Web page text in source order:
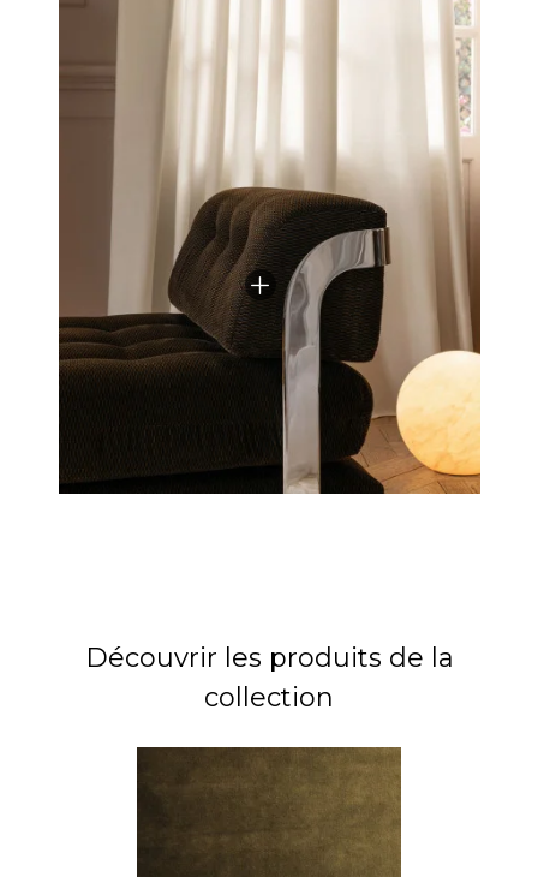
Découvrir les produits de la
collection